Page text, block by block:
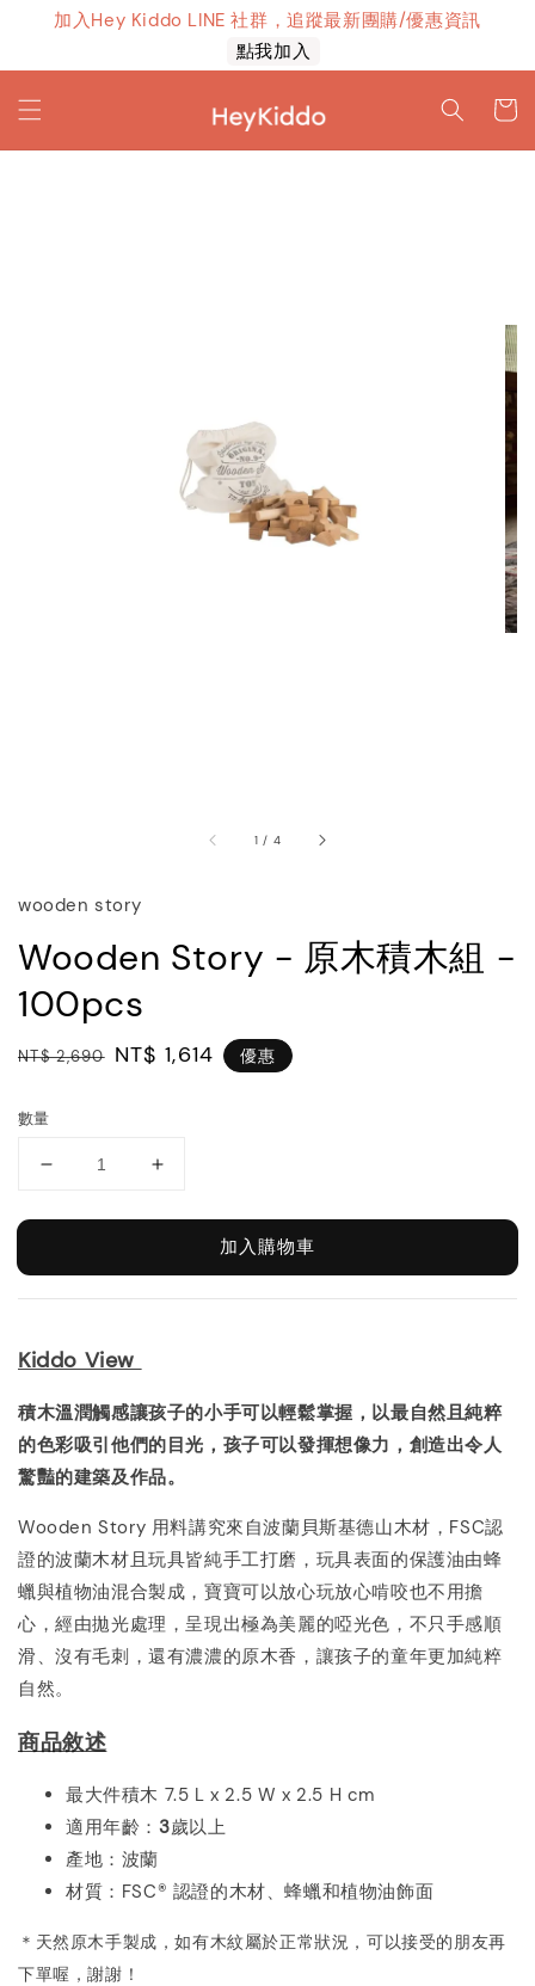
加入Hey Kiddo LINE 社群，追蹤最新團購/優惠資訊
點我加入
1 / 4
wooden story
Wooden Story - 原木積木組 -
100pcs
Regular
NT$ 2,690 Sale
NT$ 1,614 優惠
數量
加入購物車
Kiddo View
積木溫潤觸感讓孩子的小手可以輕鬆掌握，以最自然且純粹
的色彩吸引他們的目光，孩子可以發揮想像力，創造出令人
驚豔的建築及作品。
Wooden Story 用料講究來自波蘭貝斯基德山木材，FSC認
證的波蘭木材且玩具皆純手工打磨，玩具表面的保護油由蜂
蠟與植物油混合製成，寶寶可以放心玩放心啃咬也不用擔
心，經由拋光處理，呈現出極為美麗的啞光色，不只手感順
滑、沒有毛刺，還有濃濃的原木香，讓孩子的童年更加純粹
自然。
商品敘述
最大件積木 7.5 L x 2.5 W x 2.5 H cm
適用年齡： 3歲以上
產地：波蘭
材質： FSC® 認證的木材、蜂蠟和植物油飾面
＊天然原木手製成，如有木紋屬於正常狀況，可以接受的朋友再
下單喔 ，謝謝！